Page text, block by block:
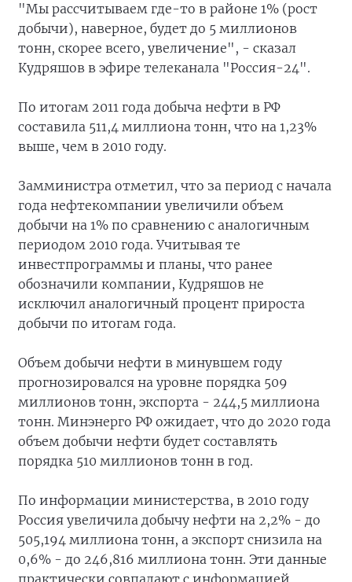
"Мы рассчитываем где-то в районе 1% (рост
добычи), наверное, будет до 5 миллионов
тонн, скорее всего, увеличение", - сказал
Кудряшов в эфире телеканала "Россия-24".
По итогам 2011 года добыча нефти в РФ
составила 511,4 миллиона тонн, что на 1,23%
выше, чем в 2010 году.
Замминистра отметил, что за период с начала
года нефтекомпании увеличили объем
добычи на 1% по сравнению с аналогичным
периодом 2010 года. Учитывая те
инвестпрограммы и планы, что ранее
обозначили компании, Кудряшов не
исключил аналогичный процент прироста
добычи по итогам года.
Объем добычи нефти в минувшем году
прогнозировался на уровне порядка 509
миллионов тонн, экспорта - 244,5 миллиона
тонн. Минэнерго РФ ожидает, что до 2020 года
объем добычи нефти будет составлять
порядка 510 миллионов тонн в год.
По информации министерства, в 2010 году
Россия увеличила добычу нефти на 2,2% - до
505,194 миллиона тонн, а экспорт снизила на
0,6% - до 246,816 миллиона тонн. Эти данные